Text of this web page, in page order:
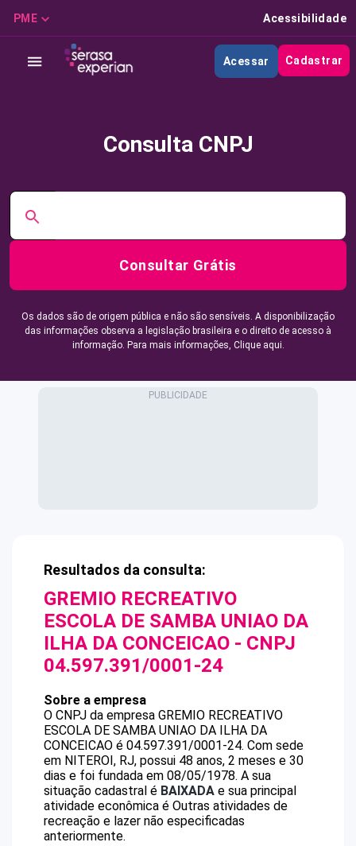
PME Acessibilidade
Acessar Cadastrar
Consulta CNPJ
Consultar Grátis
Os dados são de origem pública e não são sensíveis. A disponibilização
das informações observa a legislação brasileira e o direito de acesso à
informação. Para mais informações, Clique aqui.
Resultados da consulta:
GREMIO RECREATIVO
ESCOLA DE SAMBA UNIAO DA
ILHA DA CONCEICAO - CNPJ
04.597.391/0001-24
Sobre a empresa
O CNPJ da empresa GREMIO RECREATIVO
ESCOLA DE SAMBA UNIAO DA ILHA DA
CONCEICAO é 04.597.391/0001-24. Com sede
em NITEROI, RJ, possui 48 anos, 2 meses e 30
dias e foi fundada em 08/05/1978. A sua
situação cadastral é BAIXADA e sua principal
atividade econômica é Outras atividades de
recreação e lazer não especificadas
anteriormente.